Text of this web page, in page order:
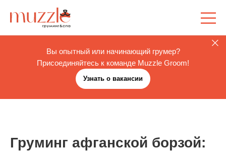
Вы опытный или начинающий грумер?
Присоединяйтесь к команде Muzzle Groom!
Узнать о вакансии
Груминг афганской борзой: